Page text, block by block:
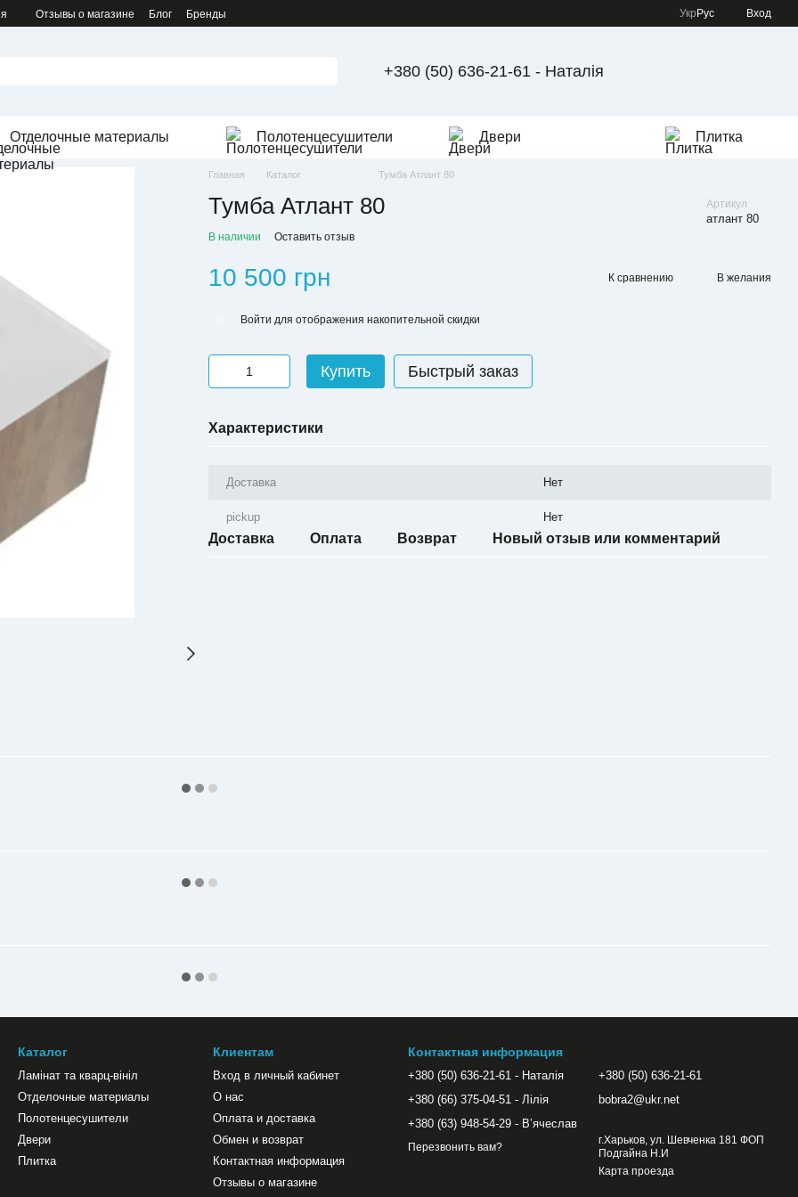
Отзывы о магазине Блог Бренды Укр Рус Вход
+380 (50) 636-21-61 - Наталія
Отделочные материалы Полотенцесушители Двери Плитка
Главная Каталог Тумба Атлант 80
Тумба Атлант 80 Артикул
атлант 80
В наличии Оставить отзыв
10 500 грн К сравнению В желания
Войти для отображения накопительной скидки
Купить Быстрый заказ
Характеристики
Доставка Нет
pickup Нет
Доставка Оплата Возврат Новый отзыв или комментарий
Каталог
Ламінат та кварц-вініл
Отделочные материалы
Полотенцесушители
Двери
Плитка
Клиентам
Вход в личный кабинет
О нас
Оплата и доставка
Обмен и возврат
Контактная информация
Отзывы о магазине
Контактная информация
+380 (50) 636-21-61 - Наталія
+380 (66) 375-04-51 - Лілія
+380 (63) 948-54-29 - Вʼячеслав
Перезвонить вам?
+380 (50) 636-21-61
bobra2@ukr.net
г.Харьков, ул. Шевченка 181 ФОП
Подгайна Н.И
Карта проезда